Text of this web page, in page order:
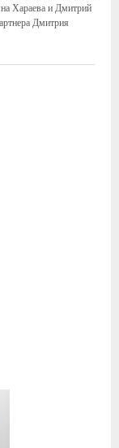
Хараева и Дмитрий
Дмитрия